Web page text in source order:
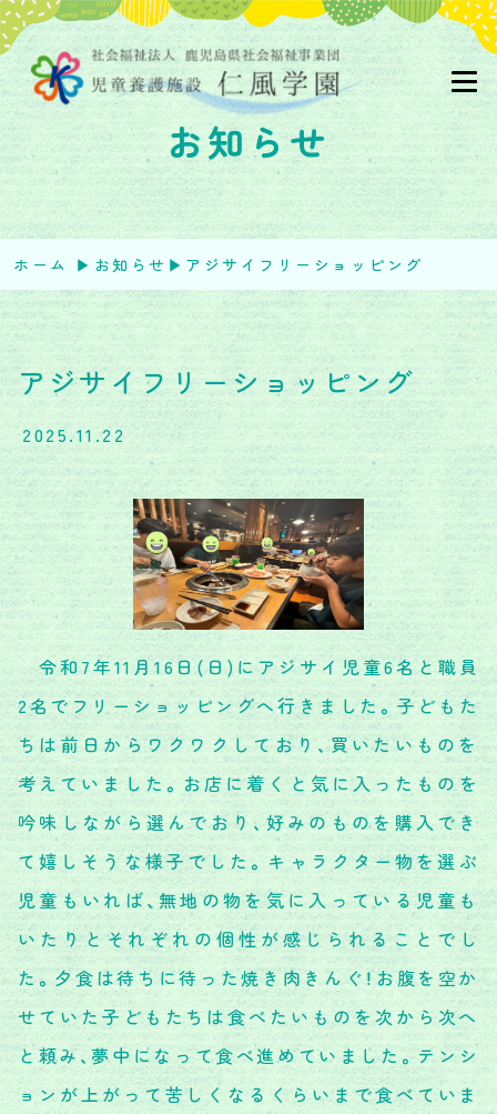
お知らせ
ホーム ▶︎ お知らせ ▶︎ アジサイフリーショッピング
アジサイフリーショッピング
2025.11.22
令和7年11月16日(日)にアジサイ児童6名と職員
2名でフリーショッピングへ行きました。子どもた
ちは前日からワクワクしており、買いたいものを
考えていました。お店に着くと気に入ったものを
吟味しながら選んでおり、好みのものを購入でき
て嬉しそうな様子でした。キャラクター物を選ぶ
児童もいれば、無地の物を気に入っている児童も
いたりとそれぞれの個性が感じられることでし
た。夕食は待ちに待った焼き肉きんぐ！お腹を空か
せていた子どもたちは食べたいものを次から次へ
と頼み、夢中になって食べ進めていました。テンシ
ョンが上がって苦しくなるくらいまで食べていま